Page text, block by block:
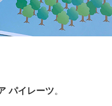
パイレーツ。